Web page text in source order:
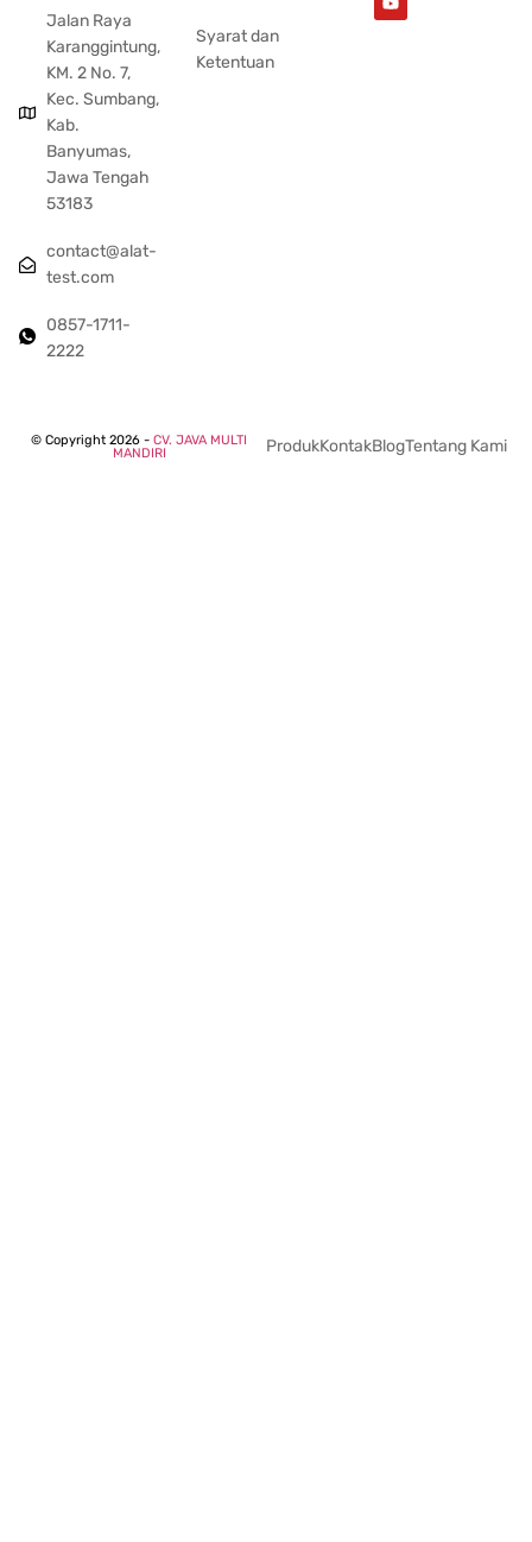
Jalan Raya
Karanggintung,
KM. 2 No. 7,
Kec. Sumbang,
Kab.
Banyumas,
Jawa Tengah
53183
contact@alat-
test.com
0857-1711-
2222
Syarat dan
Ketentuan
© Copyright 2026 - CV. JAVA MULTI
MANDIRI
ProdukKontakBlogTentang Kami